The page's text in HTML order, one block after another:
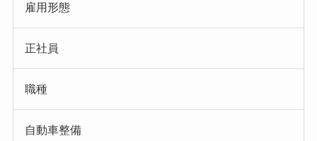
雇用形態
正社員
職種
自動車整備